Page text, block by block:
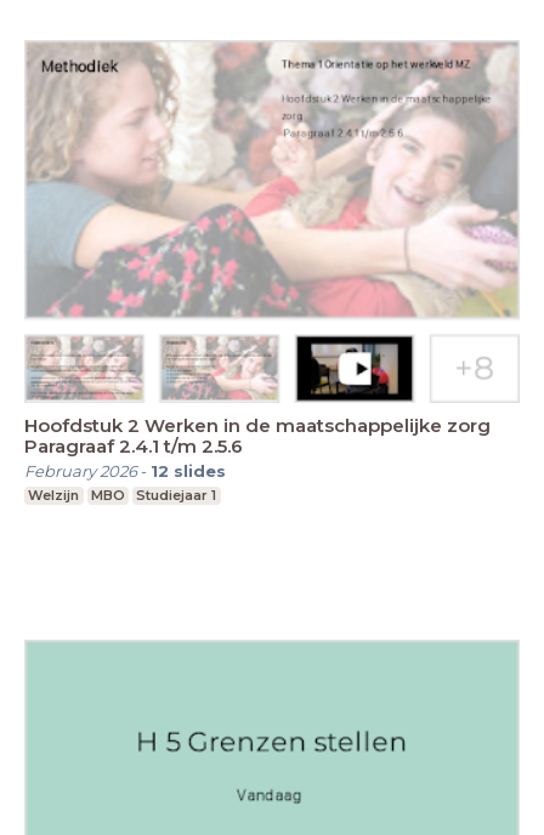
Hoofdstuk 2 Werken in de maatschappelijke zorg
Paragraaf 2.4.1 t/m 2.5.6
February 2026- 12 slides
Welzijn MBO Studiejaar 1